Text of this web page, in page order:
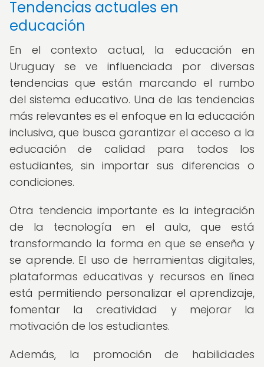
Tendencias actuales en
educación
En el contexto actual, la educación en
Uruguay se ve influenciada por diversas
tendencias que están marcando el rumbo
del sistema educativo. Una de las tendencias
más relevantes es el enfoque en la educación
inclusiva, que busca garantizar el acceso a la
educación de calidad para todos los
estudiantes, sin importar sus diferencias o
condiciones.
Otra tendencia importante es la integración
de la tecnología en el aula, que está
transformando la forma en que se enseña y
se aprende. El uso de herramientas digitales,
plataformas educativas y recursos en línea
está permitiendo personalizar el aprendizaje,
fomentar la creatividad y mejorar la
motivación de los estudiantes.
Además, la promoción de habilidades